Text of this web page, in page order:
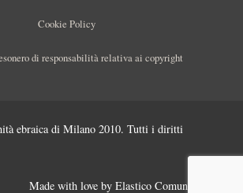
Cookie Policy
di responsabilità relativa ai copyright
ebraica di Milano 2010. Tutti i diritti
Made with love by Elastico Comunicazione